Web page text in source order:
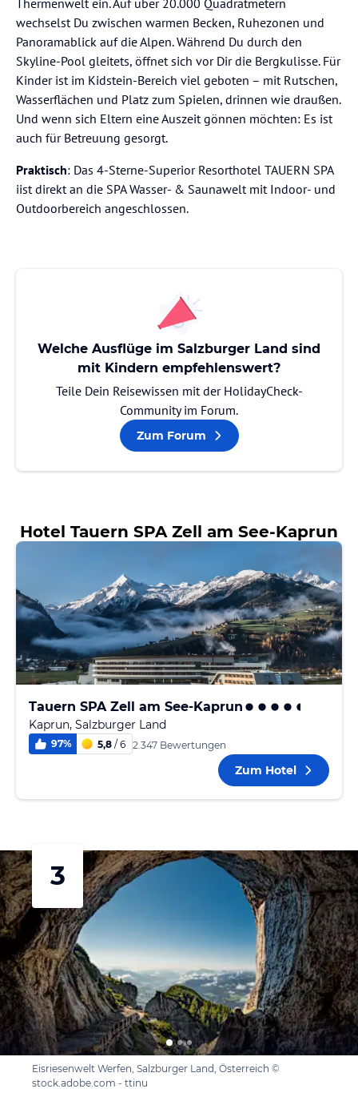
wechselst Du zwischen warmen Becken, Ruhezonen und
Panoramablick auf die Alpen. Während Du durch den
Skyline-Pool gleitets, öffnet sich vor Dir die Bergkulisse. Für
Kinder ist im Kidstein-Bereich viel geboten – mit Rutschen,
Wasserflächen und Platz zum Spielen, drinnen wie draußen.
Und wenn sich Eltern eine Auszeit gönnen möchten: Es ist
auch für Betreuung gesorgt.
Praktisch: Das 4-Sterne-Superior Resorthotel TAUERN SPA
iist direkt an die SPA Wasser- & Saunawelt mit Indoor- und
Outdoorbereich angeschlossen.
Welche Ausflüge im Salzburger Land sind
mit Kindern empfehlenswert?
Teile Dein Reisewissen mit der HolidayCheck-
Community im Forum.
Zum Forum
Hotel Tauern SPA Zell am See-Kaprun
Tauern SPA Zell am See-Kaprun
Kaprun, Salzburger Land
97% 5,8 / 6 2.347 Bewertungen
Zum Hotel
3
Eisriesenwelt Werfen, Salzburger Land, Österreich ©
stock.adobe.com - ttinu